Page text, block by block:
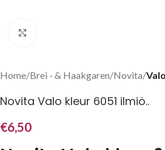
Home Brei - & Haakgaren Novita Valo
Novita Valo kleur 6051 ilmiö..
€6,50